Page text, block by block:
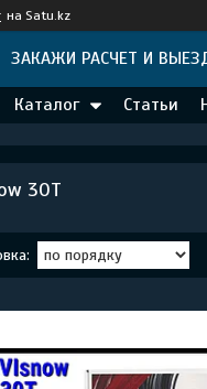
на Satu.kz
ЗАКАЖИ РАСЧЕТ И
Каталог Статьи
30T